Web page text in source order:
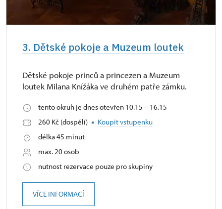
3. Dětské pokoje a Muzeum loutek
Dětské pokoje princů a princezen a Muzeum
loutek Milana Knížáka ve druhém patře zámku.
tento okruh je dnes otevřen 10.15 – 16.15
260 Kč (dospělí)
Koupit vstupenku
délka 45 minut
max. 20 osob
nutnost rezervace pouze pro skupiny
VÍCE INFORMACÍ